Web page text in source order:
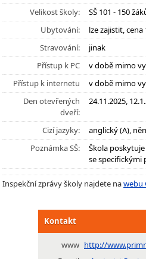
Velikost školy:
SŠ 101 - 150
Ubytování:
lze zajistit, cena
Stravování:
jinak
Přístup k PC
v době mimo
Přístup k internetu
v době mimo
Den otevřených
dveří:
24.11.2025,
Cizí jazyky:
anglický (A),
Poznámka SŠ:
Škola
se specifickými
Inspekční zprávy školy najdete nawebu
Kontakt
www http://